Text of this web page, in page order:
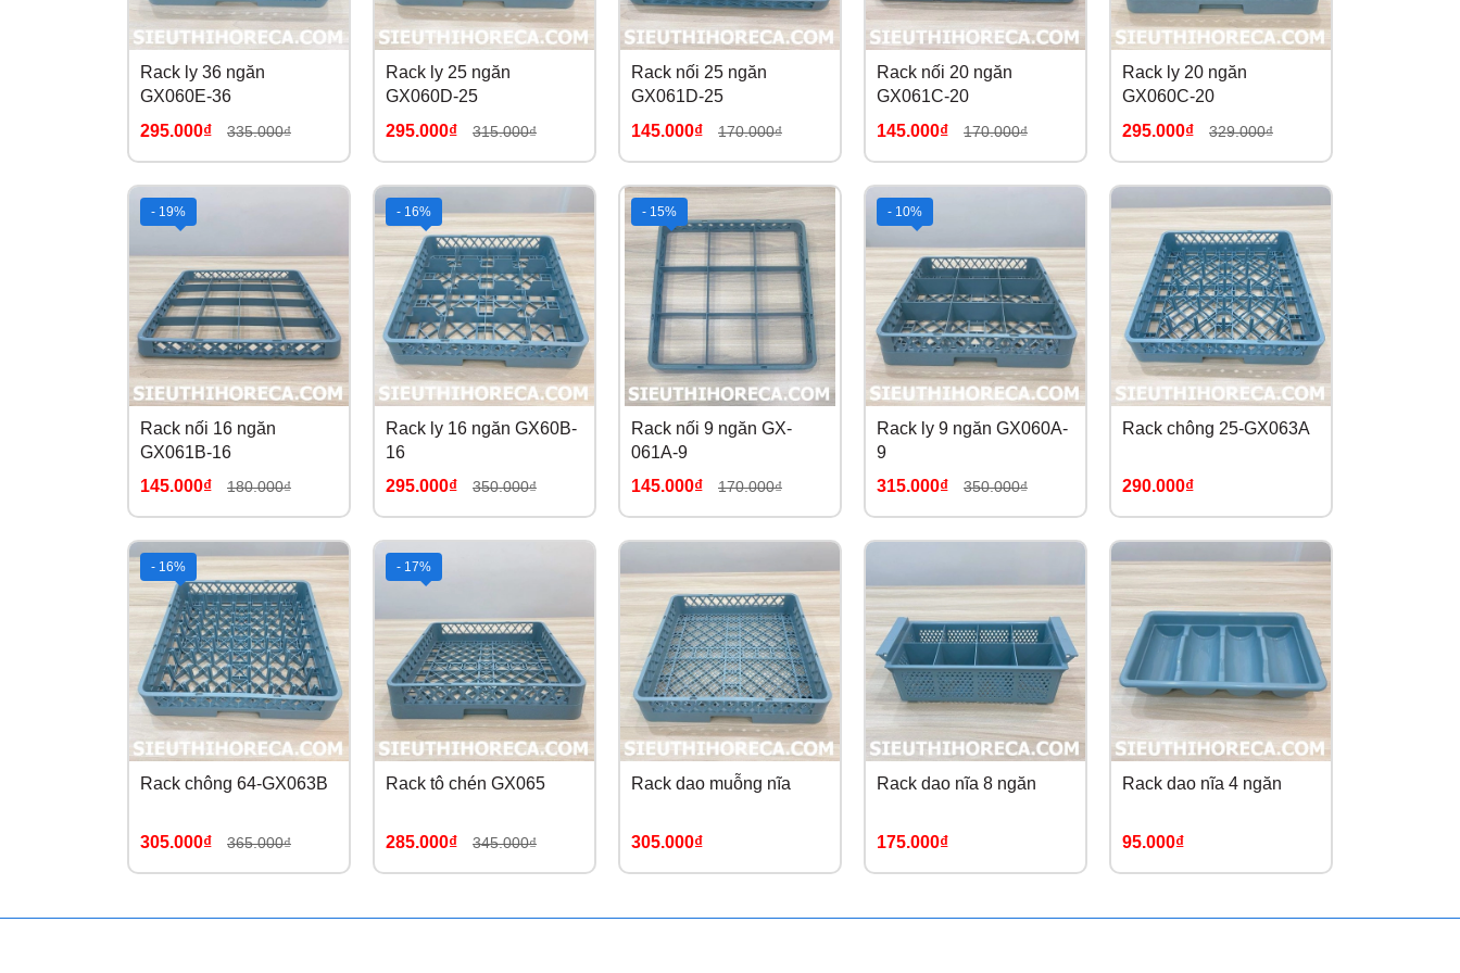
Rack ly 36 ngăn
GX060E-36
295.000₫
335.000₫
Rack ly 25 ngăn
GX060D-25
295.000₫
315.000₫
Rack nối 25 ngăn
GX061D-25
145.000₫
170.000₫
Rack nối 20 ngăn
GX061C-20
145.000₫
170.000₫
Rack ly 20 ngăn
GX060C-20
295.000₫
329.000₫
- 19%
Rack nối 16 ngăn
GX061B-16
145.000₫
180.000₫
- 16%
Rack ly 16 ngăn GX60B-
16
295.000₫
350.000₫
- 15%
Rack nối 9 ngăn GX-
061A-9
145.000₫
170.000₫
- 10%
Rack ly 9 ngăn GX060A-
9
315.000₫
350.000₫
Rack chông 25-GX063A
290.000₫
- 16%
Rack chông 64-GX063B
305.000₫ 365.000₫
- 17%
Rack tô chén GX065
285.000₫ 345.000₫
Rack dao muỗng nĩa
305.000₫
Rack dao nĩa 8 ngăn
175.000₫
Rack dao nĩa 4 ngăn
95.000₫